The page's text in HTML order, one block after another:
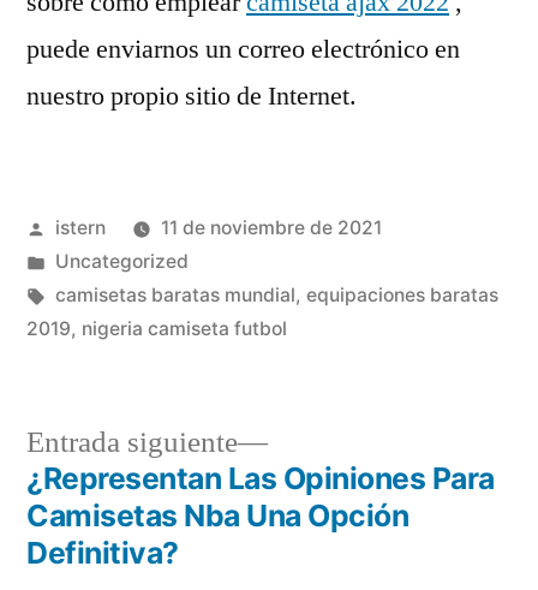
puede enviarnos un correo electrónico en
nuestro propio sitio de Internet.
Publicado
por
istern
11 de noviembre de 2021
Publicado
en
Uncategorized
Etiquetas:
camisetas baratas mundial, equipaciones baratas
2019, nigeria camiseta futbol
Navegación
de
Entrada siguiente
Entrada
siguiente:
¿Representan Las Opiniones Para
Camisetas Nba Una Opción
Definitiva?